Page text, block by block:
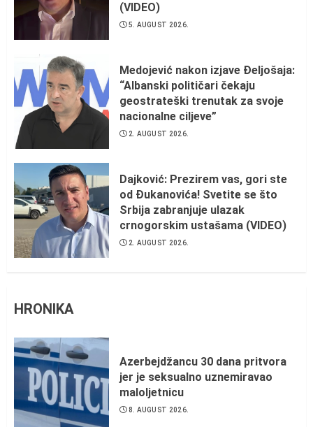
(VIDEO)
5. AUGUST 2026.
Medojević nakon izjave Đeljošaja:
“Albanski političari čekaju
geostrateški trenutak za svoje
nacionalne ciljeve”
2. AUGUST 2026.
Dajković: Prezirem vas, gori ste
od Đukanovića! Svetite se što
Srbija zabranjuje ulazak
crnogorskim ustašama (VIDEO)
2. AUGUST 2026.
HRONIKA
Azerbejdžancu 30 dana pritvora
jer je seksualno uznemiravao
maloljetnicu
8. AUGUST 2026.